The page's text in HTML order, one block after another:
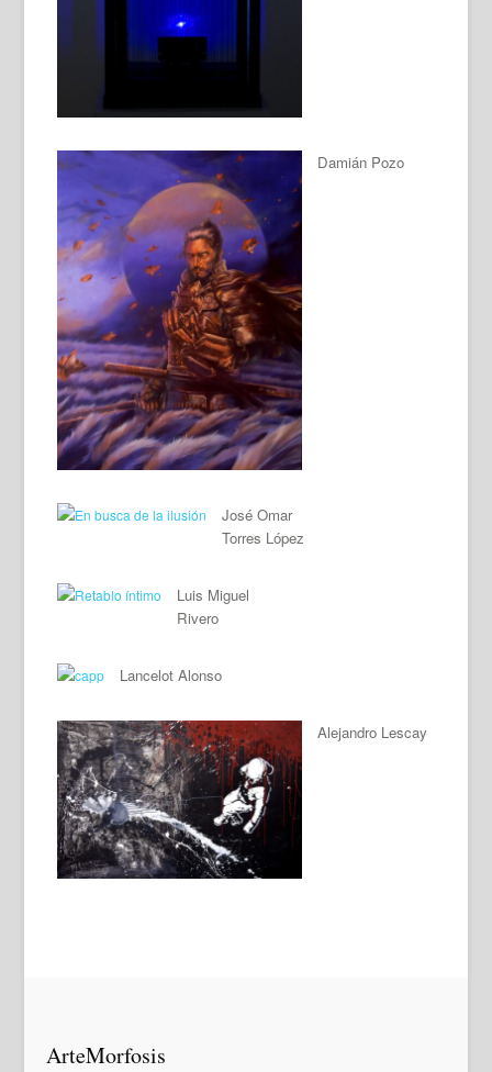
Damián Pozo
José Omar
Torres López
Luis Miguel
Rivero
Lancelot Alonso
Alejandro Lescay
ArteMorfosis